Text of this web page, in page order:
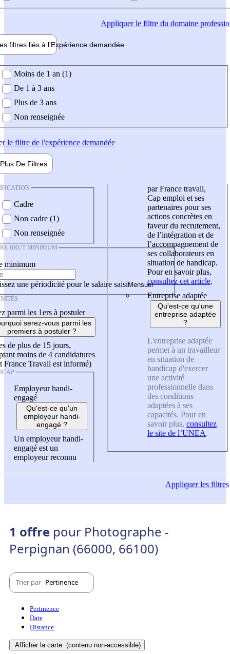
Appliquerle filtre du domaine
filtres liés à l'Expérience demandée
demandée
Moins de 1 an (1)
De 1 à 3 ans
Plus de 3 ans
Non renseignée
le filtre de l'expérience demandée
Plus De Filtres
Cadre
Non cadre (1)
Non renseignée
BRUT MINIMUM
minimum
une périodicité pour le salaire saisi
parmi les 1ers à postuler
serez-vous parmi les
premiers à postuler ?
de plus de 15 jours,
moins de 4 candidatures
France Travail est informé)
Employeur handi-
engagé
Qu'est-ce qu'un
employeur handi-
engagé ?
Un employeur handi-
engagé est un
employeur reconnu
par France travail,
Cap emploi et ses
partenaires pour ses
actions concrètes en
faveur du recrutement,
de l’intégration et de
l’accompagnement de
ses collaborateurs en
situation de handicap.
Pour en savoir plus,
consultez cet article.
Entreprise adaptée
Qu'est-ce qu'une
entreprise adaptée
?
L'entreprise adaptée
permet à un travailleur
en situation de
handicap d'exercer
une activité
professionnelle dans
des conditions
adaptées à ses
capacités. Pour en
savoir plus, consultez
le site de l’UNEA.
Appliquerles filtres
1 offre pour Photographe -
Perpignan (66000, 66100)
Trier par Pertinence
Pertinence
Date
Distance
Afficher la carte (contenu non-accessible)